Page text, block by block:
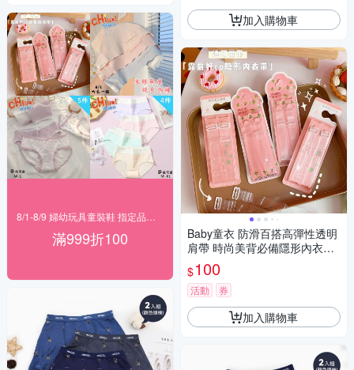
滿999折100
加入購物車
Baby童衣 防滑百搭高彈性透明
肩帶 時尚美背必備隱形內衣肩
帶 隱形內衣肩帶 不掉肩磨砂內
衣肩帶 11917
$100
活動 券
加入購物車